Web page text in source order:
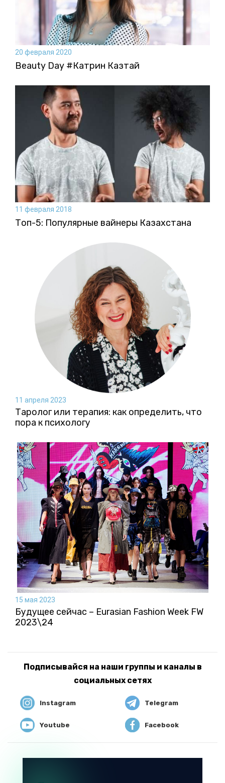
20 февраля 2020
Beauty Day #Катрин Казтай
11 февраля 2018
Топ-5: Популярные вайнеры Казахстана
11 апреля 2023
Таролог или терапия: как определить, что
пора к психологу
15 мая 2023
Будущее сейчас – Eurasian Fashion Week FW
2023\24
Подписывайся на наши группы и каналы в
социальных сетях
Instagram Telegram
Youtube Facebook